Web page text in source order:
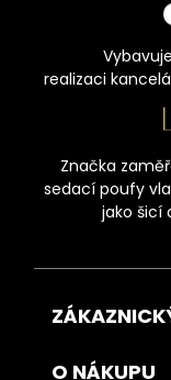
realizaci
Značka
sedací poufy
jako šicí
O NÁKUPU